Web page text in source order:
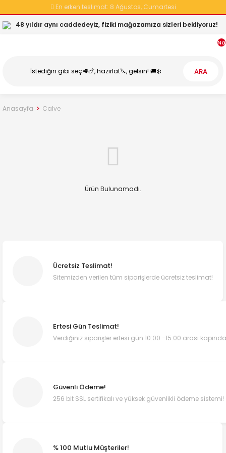
En erken teslimat: 8 Ağustos, Cumartesi
48 yıldır aynı caddedeyiz, fiziki mağazamıza sizleri bekliyoruz!
ARA
Anasayfa Calve
Ürün Bulunamadı.
Ücretsiz Teslimat!
Sitemizden verilen tüm siparişlerde ücretsiz teslimat!
Ertesi Gün Teslimat!
Verdiğiniz siparişler ertesi gün 10:00 -15:00 arası
Güvenli Ödeme!
256 bit SSL sertifikalı ve yüksek güvenlikli ödeme sistemi!
% 100 Mutlu Müşteriler!